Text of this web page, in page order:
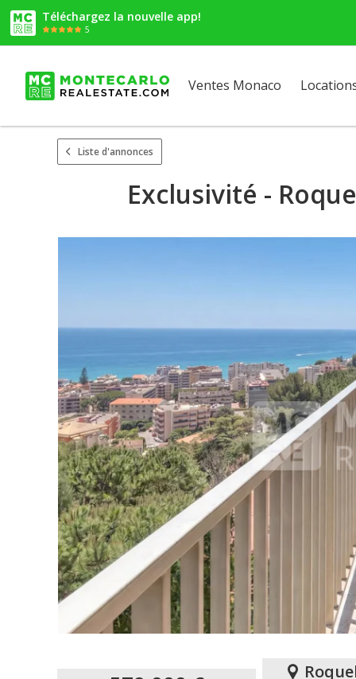
Téléchargez la nouvelle app!
5
Ventes Monaco
Liste d'annonces
Exclusivité -